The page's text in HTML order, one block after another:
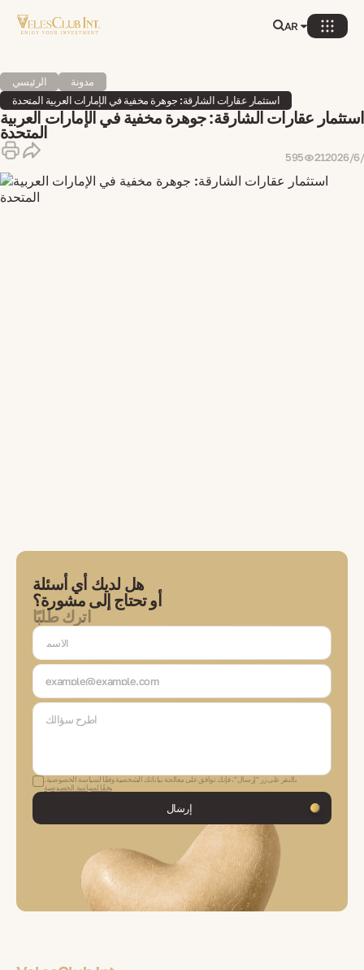
AR
الرئيسي
مدونة
استثمار عقارات الشارقة: جوهرة مخفية في الإمارات العربية المتحدة
استثمار عقارات الشارقة: جوهرة مخفية في الإمارات العربية
المتحدة
595 21‏/6‏/2026
هل لديك أي أسئلة
أو تحتاج إلى مشورة؟
اترك طلبًا
سيتواصل معك خبيرنا لمناقشة المهام، واختيار الحلول، والتواصل معك في كل
بالنقر على زر "إرسال"، فإنك توافق على معالجة بياناتك الشخصية وفقًا لسياسة الخصوصية.
وفقًا لسياسة الخصوصية
إرسال